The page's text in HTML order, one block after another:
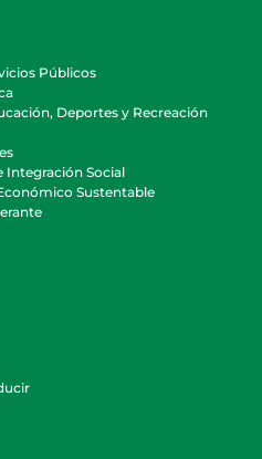
Públicos
Deportes y Recreación
Integración Social
Sustentable